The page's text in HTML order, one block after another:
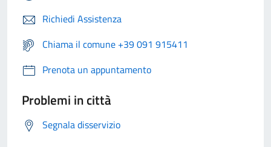
Richiedi Assistenza
Chiama il comune +39 091 915411
Prenota un appuntamento
Problemi in città
Segnala disservizio